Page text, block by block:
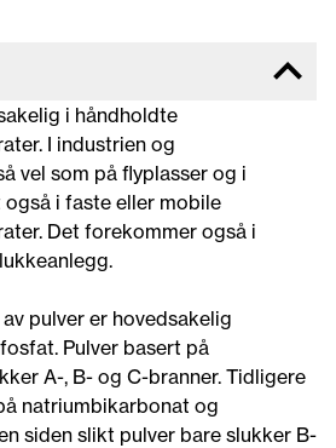
i håndholdte
I industrien og
vel som på flyplasser og i
i faste eller mobile
Det forekommer også i
pulver er hovedsakelig
Pulver basert på
A-, B- og C-branner. Tidligere
natriumbikarbonat og
siden slikt pulver bare slukker B-